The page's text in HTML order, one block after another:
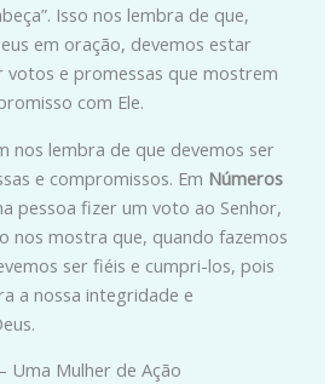
Isso nos lembra de que,
em oração, devemos estar
e promessas que mostrem
com Ele.
nos lembra de que devemos ser
e compromissos. Em Números
pessoa fizer um voto ao Senhor,
nos mostra que, quando fazemos
ser fiéis e cumpri-los, pois
a nossa integridade e
Uma Mulher de Ação